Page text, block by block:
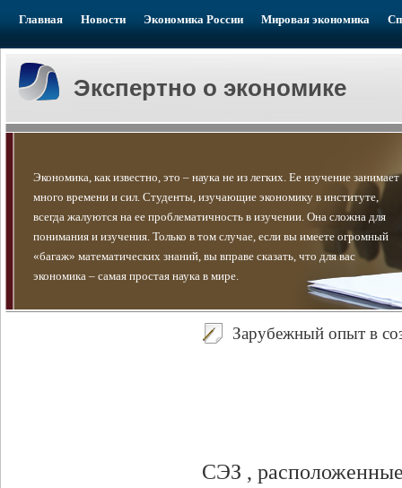
Главная Новости Экономика России Мировая экономика
Экспертно о экономике
Экономика, как известно, это – наука не из легких. Ее изучение занимает
много времени и сил. Студенты, изучающие экономику в институте,
всегда жалуются на ее проблематичность в изучении. Она сложна для
понимания и изучения. Только в том случае, если вы имеете огромный
«багаж» математических знаний, вы вправе сказать, что для вас
экономика – самая простая наука в мире.
Зарубежный опыт в
СЭЗ ,